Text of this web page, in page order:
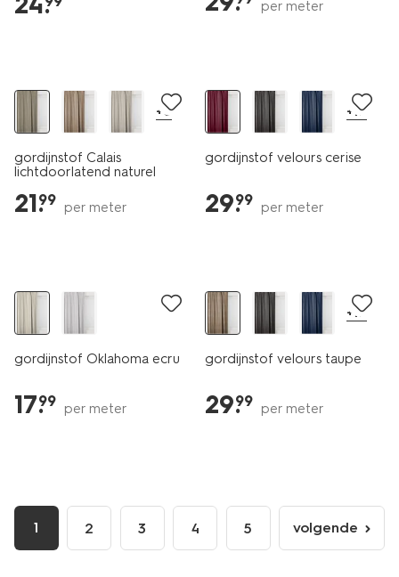
per meter
+6
gordijnstof Calais
lichtdoorlatend naturel
21.
99 per meter
+17
gordijnstof velours cerise
29.
99 per meter
gordijnstof Oklahoma ecru
17.
99 per meter
+17
gordijnstof velours taupe
29.
99 per meter
1 2 3 4 5
volgende
pagina
volgende